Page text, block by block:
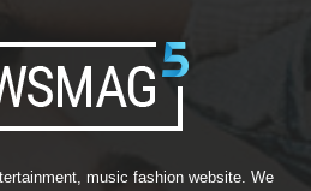
music fashion website. We